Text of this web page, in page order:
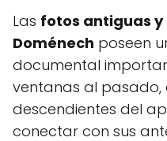
Las fotos antiguas
Doménech poseen
documental
ventanas al pasado,
descendientes del
conectar con sus